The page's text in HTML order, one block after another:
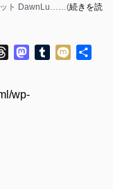
wp-
ット DawnLu……(続きを読
ThreadsMastodon
Tumblr
Mixi